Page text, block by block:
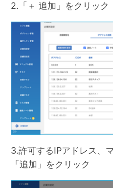
2.「＋ 追加」をクリック
3.許可するIPアドレス、
「追加」をクリック